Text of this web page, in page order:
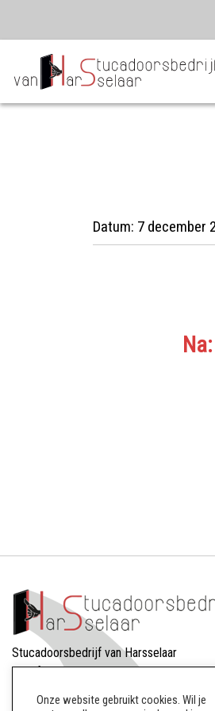
Datum: 7 december
Stucadoorsbedrijf van Harsselaar
Dreef 88
Onze website gebruikt cookies. Wil je